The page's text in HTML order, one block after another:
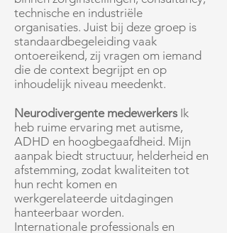
technische en industriële
organisaties. Juist bij deze groep is
standaardbegeleiding vaak
ontoereikend, zij vragen om iemand
die de context begrijpt en op
inhoudelijk niveau meedenkt.
Neurodivergente medewerkers Ik
heb ruime ervaring met autisme,
ADHD en hoogbegaafdheid. Mijn
aanpak biedt structuur, helderheid en
afstemming, zodat kwaliteiten tot
hun recht komen en
werkgerelateerde uitdagingen
hanteerbaar worden.
Internationale professionals en